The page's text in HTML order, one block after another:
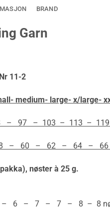
BRAND
Garn
2
medium- large- x/large-
– 103 – 113 – 119
60 – 62 – 64 – 66
nøster à 25 g.
6 – 7 – 7 – 8 – 8